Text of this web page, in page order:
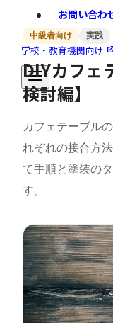
お問い合わ
学校・教育機関向け
中級者向け 実践
DIYカフェ
検討編】
カフェテーブル
れぞれの接合方
て手順と塗装の
す。